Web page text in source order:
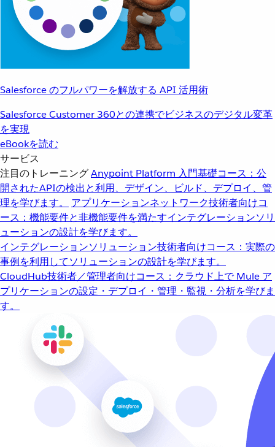
Salesforce のフルパワーを解放する API 活用術
Salesforce Customer 360との連携でビジネスのデジタル変革
を実現
eBookを読む
サービス
注目のトレーニングAnypoint Platform 入門基礎コース：公
開されたAPIの検出と利用、デザイン、ビルド、デプロイ、管
理を学びます。
アプリケーションネットワーク技術者向けコ
ース：機能要件と非機能要件を満たすインテグレーションソリ
ューションの設計を学びます。
インテグレーションソリューション技術者向けコース：実際の
事例を利用してソリューションの設計を学びます。
CloudHub技術者／管理者向けコース：クラウド上で Mule ア
プリケーションの設定・デプロイ・管理・監視・分析を学びま
す。